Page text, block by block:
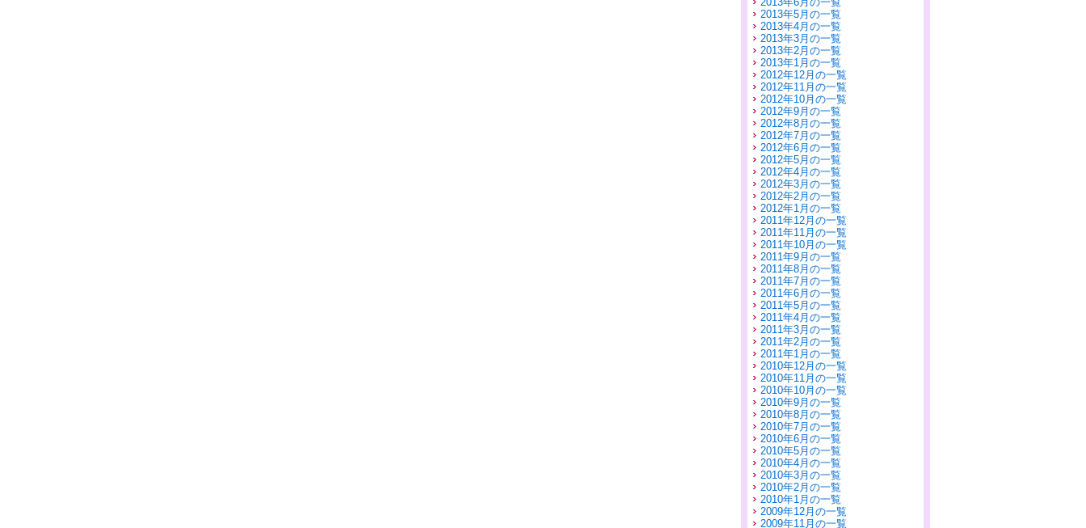
2013年5月の一覧
2013年4月の一覧
2013年3月の一覧
2013年2月の一覧
2013年1月の一覧
2012年12月の一覧
2012年11月の一覧
2012年10月の一覧
2012年9月の一覧
2012年8月の一覧
2012年7月の一覧
2012年6月の一覧
2012年5月の一覧
2012年4月の一覧
2012年3月の一覧
2012年2月の一覧
2012年1月の一覧
2011年12月の一覧
2011年11月の一覧
2011年10月の一覧
2011年9月の一覧
2011年8月の一覧
2011年7月の一覧
2011年6月の一覧
2011年5月の一覧
2011年4月の一覧
2011年3月の一覧
2011年2月の一覧
2011年1月の一覧
2010年12月の一覧
2010年11月の一覧
2010年10月の一覧
2010年9月の一覧
2010年8月の一覧
2010年7月の一覧
2010年6月の一覧
2010年5月の一覧
2010年4月の一覧
2010年3月の一覧
2010年2月の一覧
2010年1月の一覧
2009年12月の一覧
2009年11月の一覧